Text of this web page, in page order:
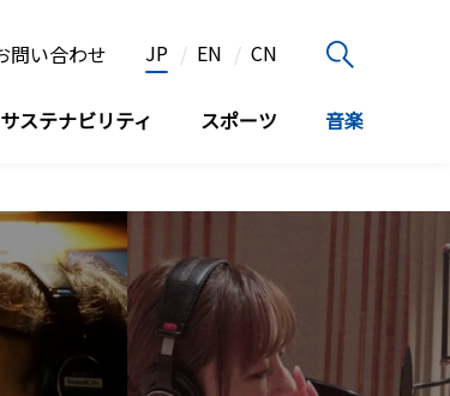
問い合わせ JP EN CN
サステナビリティ スポーツ 音楽